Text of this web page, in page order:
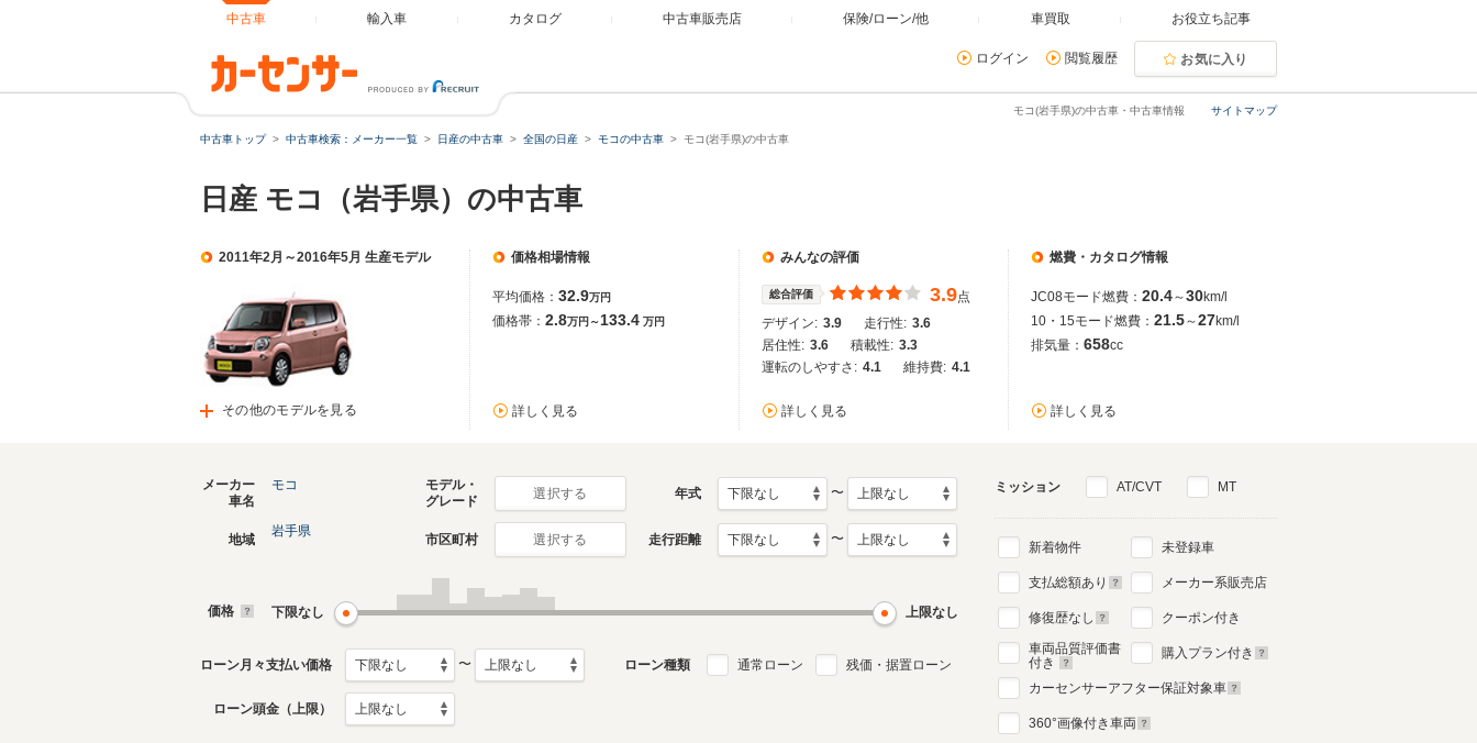
中古車 輸入車 カタログ 中古車販売店 保険/ローン/他 車買取 お役立ち記事
ログイン 閲覧履歴 お気に入り
サイトマップ
モコ(岩手県)の中古車・中古車情報
中古車トップ 中古車検索：メーカー一覧 日産の中古車 全国の日産 モコの中古車 モコ(岩手県)の中古車
日産 モコ（岩手県）の中古車
2011年2月～2016年5月 生産モデル
その他のモデルを見る
価格相場情報
平均価格： 32.9万円
価格帯： 2.8万円～133.4 万円
詳しく見る
みんなの評価
総合評価 3.9点
デザイン: 3.9 走行性: 3.6
居住性: 3.6 積載性: 3.3
運転のしやすさ: 4.1 維持費: 4.1
詳しく見る
燃費・カタログ情報
JC08モード燃費： 20.4～30km/l
10・15モード燃費： 21.5～27km/l
排気量： 658cc
詳しく見る
生産モデル
2006年2月～2011年1月
生産モデル
モコのカタログを見る
メーカー
車名
モコ
モデル・
グレード
選択する 年式 〜
地域
岩手県
市区町村 選択する 走行距離 〜
価格 下限なし 上限なし
ローン月々支払い価格 〜 ローン種類 通常ローン 残価・据置ローン
ローン頭金（上限）
ミッション AT/CVT MT
新着物件
支払総額あり
修復歴なし
車両品質評価書
付き
未登録車
メーカー系販売店
クーポン付き
購入プラン付き
カーセンサーアフター保証対象車
360°画像付き車両